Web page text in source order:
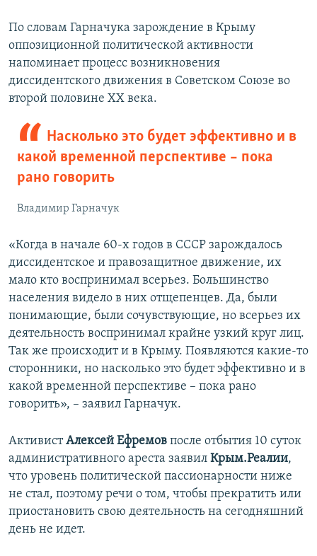
По словам Гарначука зарождение в Крыму
оппозиционной политической активности
напоминает процесс возникновения
диссидентского движения в Советском Союзе во
второй половине ХХ века.
Насколько это будет эффективно и в
какой временной перспективе – пока
рано говорить
Владимир Гарначук
«Когда в начале 60-х годов в СССР зарождалось
диссидентское и правозащитное движение, их
мало кто воспринимал всерьез. Большинство
населения видело в них отщепенцев. Да, были
понимающие, были сочувствующие, но всерьез их
деятельность воспринимал крайне узкий круг лиц.
Так же происходит и в Крыму. Появляются какие-то
сторонники, но насколько это будет эффективно и в
какой временной перспективе – пока рано
говорить», – заявил Гарначук.
АктивистАлексей Ефремов после отбытия 10 суток
административного ареста заявил Крым.Реалии,
что уровень политической пассионарности ниже
не стал, поэтому речи о том, чтобы прекратить или
приостановить свою деятельность на сегодняшний
день не идет.